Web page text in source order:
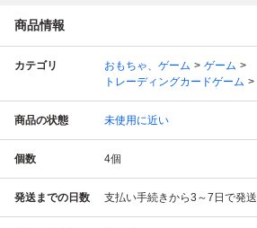
商品情報
カテゴリ おもちゃ、ゲーム
ゲーム
トレーディングカードゲーム
商品の状態 未使用に近い
個数 4個
発送までの日数 支払い手続きから3～7日で発送